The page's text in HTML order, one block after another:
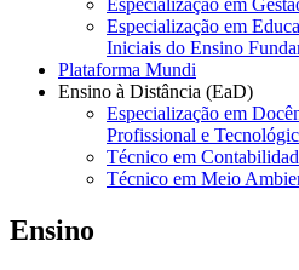
Especialização em
Especialização em
Iniciais do Ensino
Plataforma Mundi
Ensino à Distância (EaD)
Especialização em
Profissional e
Técnico em
Técnico em Meio
Ensino